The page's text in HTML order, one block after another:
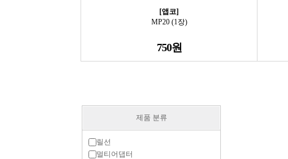
[앱코]
MP20 (1장)
750원
제품 분류
릴선
멀티어댑터